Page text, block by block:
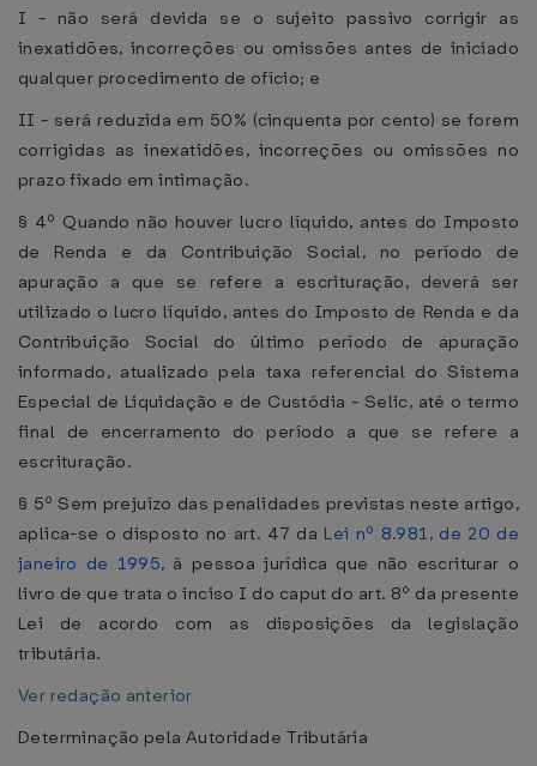
I - não será devida se o sujeito passivo corrigir as
inexatidões, incorreções ou omissões antes de iniciado
qualquer procedimento de ofício; e
II - será reduzida em 50% (cinquenta por cento) se forem
corrigidas as inexatidões, incorreções ou omissões no
prazo fixado em intimação.
§ 4º Quando não houver lucro líquido, antes do Imposto
de Renda e da Contribuição Social, no período de
apuração a que se refere a escrituração, deverá ser
utilizado o lucro líquido, antes do Imposto de Renda e da
Contribuição Social do último período de apuração
informado, atualizado pela taxa referencial do Sistema
Especial de Liquidação e de Custódia - Selic, até o termo
final de encerramento do período a que se refere a
escrituração.
§ 5º Sem prejuízo das penalidades previstas neste artigo,
aplica-se o disposto no art. 47 da Lei nº 8.981, de 20 de
janeiro de 1995, à pessoa jurídica que não escriturar o
livro de que trata o inciso I do caput do art. 8º da presente
Lei de acordo com as disposições da legislação
tributária.
Ver redação anterior
Determinação pela Autoridade Tributária